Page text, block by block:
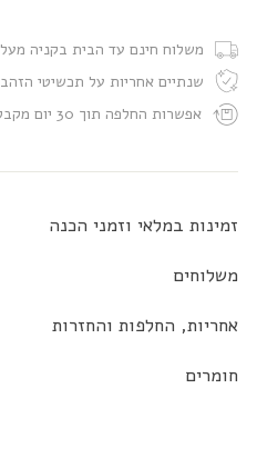
משלוח חינם עד הבית בקניה מעל 750₪
שנתיים אחריות על תכשיטי הזהב
אפשרות החלפה תוך 30 יום מקבלת התכשיט
זמינות במלאי וזמני הכנה
משלוחים
אחריות, החלפות והחזרות
חומרים